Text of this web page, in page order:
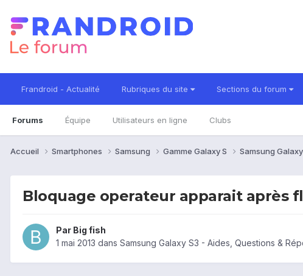
Frandroid - Actualité Rubriques du site Sections du forum
Forums Équipe Utilisateurs en ligne Clubs
Accueil Smartphones Samsung Gamme Galaxy S Samsung
Bloquage operateur apparait après
Par Big fish
1 mai 2013 dans Samsung Galaxy S3 - Aides, Questions &